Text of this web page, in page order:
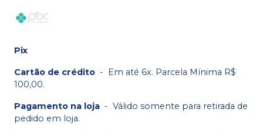
Pix
Cartão de crédito - Em até 6x. Parcela Mínima R$
100,00.
Pagamento na loja - Válido somente para retirada de
pedido em loja.